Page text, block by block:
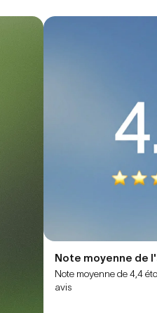
Note moyenne de
Note moyenne de 4,4
avis